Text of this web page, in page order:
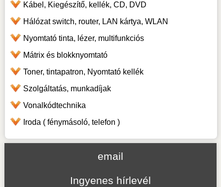
Kábel, Kiegészítő, kellék, CD, DVD
Hálózat switch, router, LAN kártya, WLAN
Nyomtató tinta, lézer, multifunkciós
Mátrix és blokknyomtató
Toner, tintapatron, Nyomtató kellék
Szolgáltatás, munkadíjak
Vonalkódtechnika
Iroda ( fénymásoló, telefon )
email
Ingyenes hírlevél